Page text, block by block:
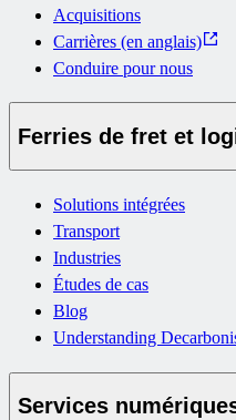
Acquisitions
Carrières (en anglais)
Conduire pour nous
Ferries de fret et
Solutions intégrées
Transport
Industries
Études de cas
Blog
Understanding
Services